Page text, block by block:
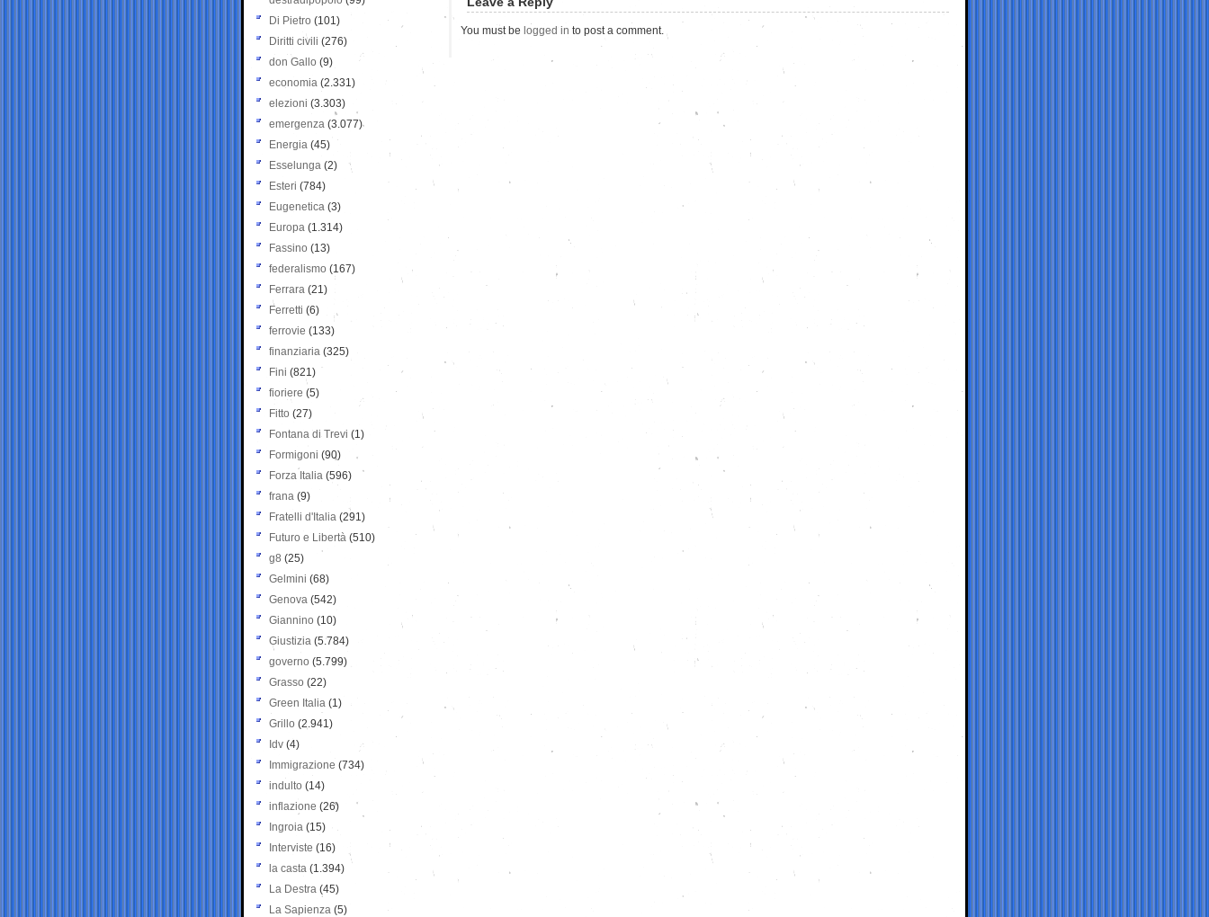
You must be logged in to post a comment.
Di Pietro (101)
Diritti civili (276)
don Gallo (9)
economia (2.331)
elezioni (3.303)
emergenza (3.077)
Energia (45)
Esselunga (2)
Esteri (784)
Eugenetica (3)
Europa (1.314)
Fassino (13)
federalismo (167)
Ferrara (21)
Ferretti (6)
ferrovie (133)
finanziaria (325)
Fini (821)
fioriere (5)
Fitto (27)
Fontana di Trevi (1)
Formigoni (90)
Forza Italia (596)
frana (9)
Fratelli d'Italia (291)
Futuro e Libertà (510)
g8 (25)
Gelmini (68)
Genova (542)
Giannino (10)
Giustizia (5.784)
governo (5.799)
Grasso (22)
Green Italia (1)
Grillo (2.941)
Idv (4)
Immigrazione (734)
indulto (14)
inflazione (26)
Ingroia (15)
Interviste (16)
la casta (1.394)
La Destra (45)
La Sapienza (5)